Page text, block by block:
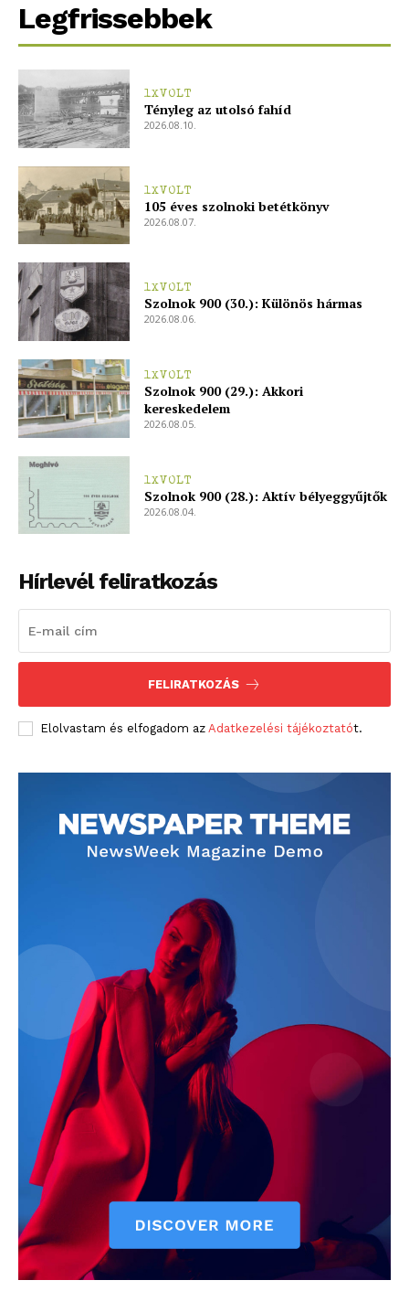
ELŐFIZETÉS
Hasznos
bSZ fiók
Kapcsolat
Adatkezelési tájékoztató
Hirdetés
Legfrissebbek
1XVOLT
Tényleg az utolsó fahíd
2026.08.10.
1XVOLT
105 éves szolnoki betétkönyv
2026.08.07.
1XVOLT
Szolnok 900 (30.): Különös hármas
2026.08.06.
1XVOLT
Szolnok 900 (29.): Akkori
kereskedelem
2026.08.05.
1XVOLT
Szolnok 900 (28.): Aktív bélyeggyűjtők
2026.08.04.
Hírlevél feliratkozás
FELIRATKOZÁS
Elolvastam és elfogadom az Adatkezelési tájékoztatót.